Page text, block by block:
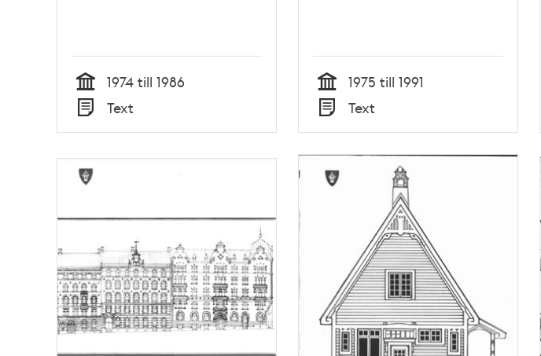
Tid
1974 till 1986
Typ
Text Tid
1975 till 1991
Typ
Text